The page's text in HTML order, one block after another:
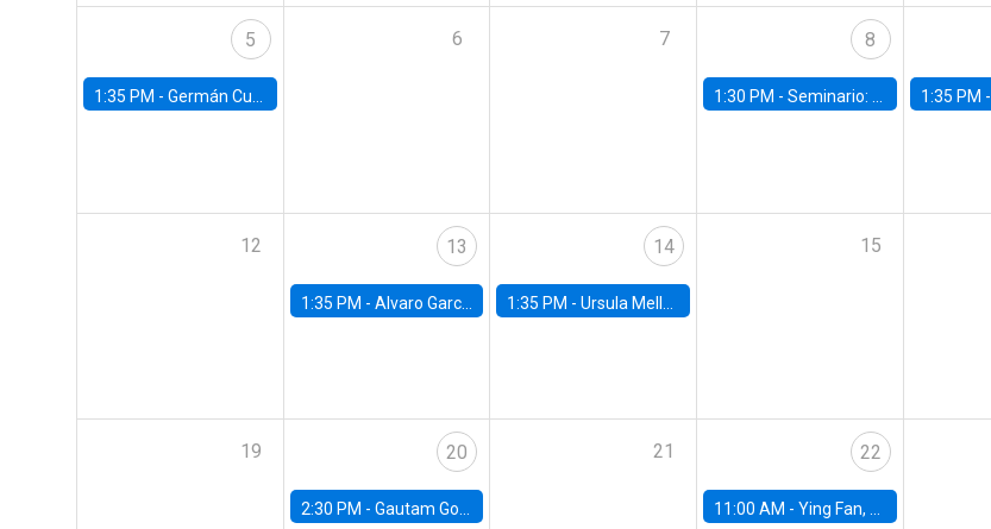
5
1:35 PM - Germán Cubas, University of Houston
6 7 8
1:30 PM -Seminario: “Recuperando la humanidad para progresar en la era de la IA» 1:35 PM -
12 13
1:35 PM - Alvaro Garcia-Marin, Universidad de Los Andes
14
1:35 PM -Ursula Mello, Insper - Institute of Education and Research
15
19 20
2:30 PM - Gautam Gowrisankaran, Columbia University
21 22
11:00 AM -Ying Fan, University of Michigan